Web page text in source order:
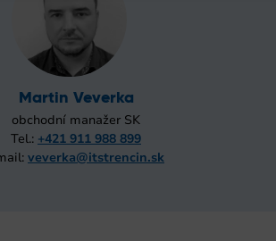
Martin Veverka
obchodní manažer SK
Tel.: +421 911 988 899
veverka@itstrencin.sk